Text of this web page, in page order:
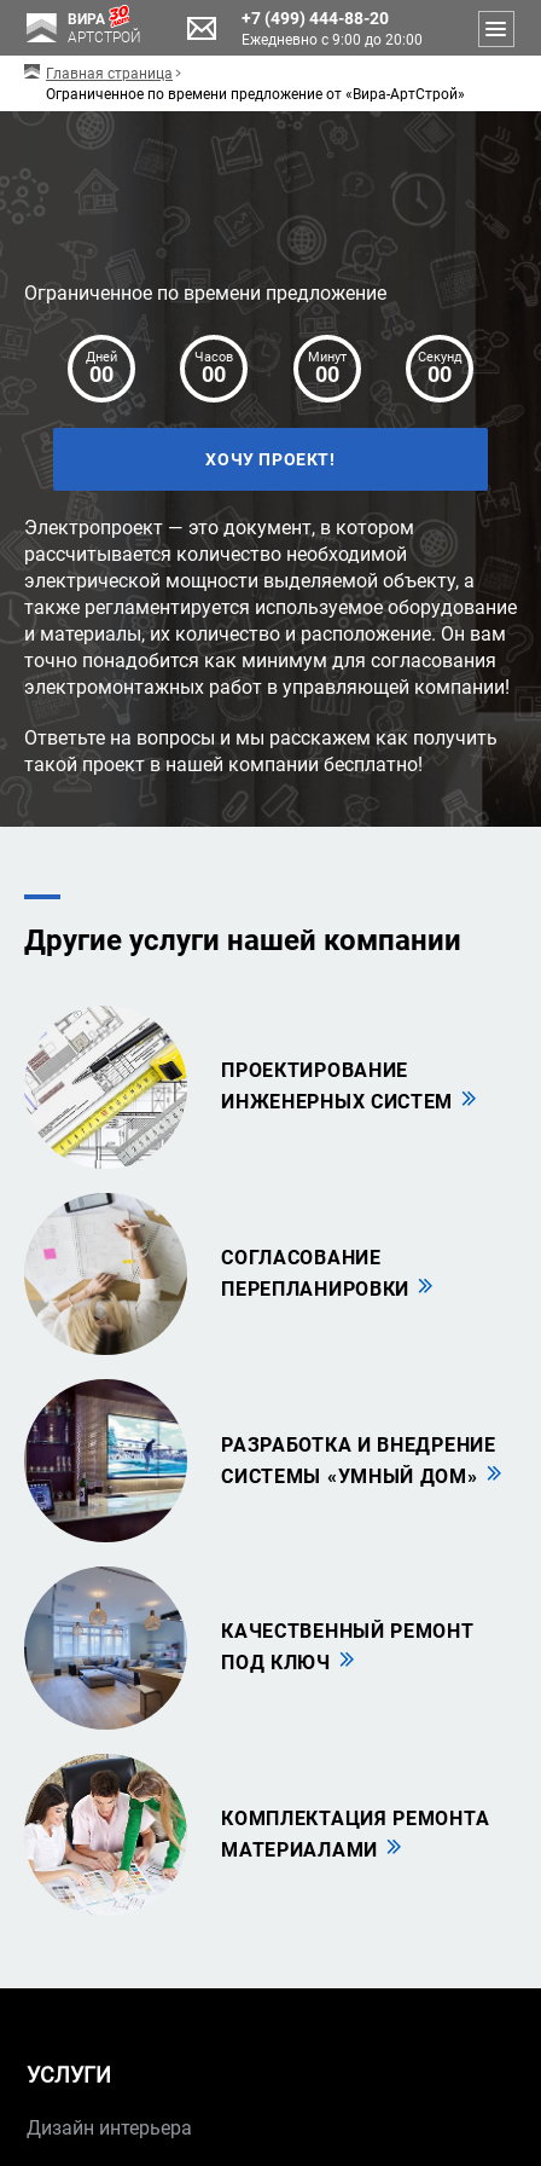
ВИРА
АРТСТРОЙ
+7 (499) 444-88-20
Ежедневно с 9:00 до 20:00
Главная страница
Ограниченное по времени предложение от «Вира-АртСтрой»
Ограниченное по времени предложение
Дней
00
Часов
00
Mинут
00
Секунд
00
ХОЧУ ПРОЕКТ!
Электропроект — это документ, в котором
рассчитывается количество необходимой
электрической мощности выделяемой объекту, а
также регламентируется используемое оборудование
и материалы, их количество и расположение. Он вам
точно понадобится как минимум для согласования
электромонтажных работ в управляющей компании!
Ответьте на вопросы и мы расскажем как получить
такой проект в нашей компании бесплатно!
Другие услуги нашей компании
ПРОЕКТИРОВАНИЕ
ИНЖЕНЕРНЫХ СИСТЕМ
СОГЛАСОВАНИЕ
ПЕРЕПЛАНИРОВКИ
РАЗРАБОТКА И ВНЕДРЕНИЕ
СИСТЕМЫ «УМНЫЙ ДОМ»
КАЧЕСТВЕННЫЙ РЕМОНТ
ПОД КЛЮЧ
КОМПЛЕКТАЦИЯ РЕМОНТА
МАТЕРИАЛАМИ
УСЛУГИ
Дизайн интерьера